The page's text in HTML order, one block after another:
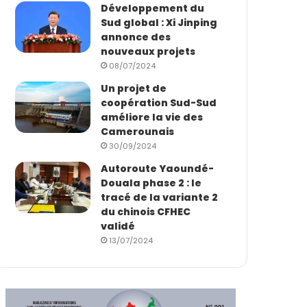
Développement du
Sud global : Xi Jinping
annonce des
nouveaux projets
08/07/2024
Un projet de
coopération Sud-Sud
améliore la vie des
Camerounais
30/09/2024
Autoroute Yaoundé-
Douala phase 2 : le
tracé de la variante 2
du chinois CFHEC
validé
13/07/2024